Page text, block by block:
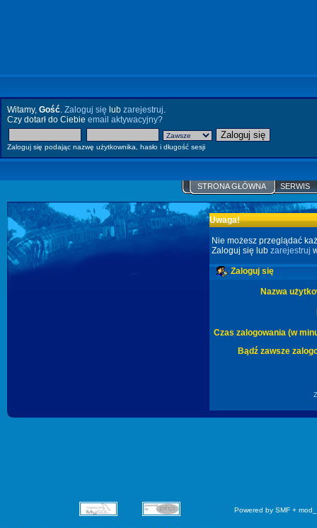
Witamy, Gość. Zaloguj się lub zarejestruj.
Czy dotarł do Ciebie email aktywacyjny?
Zaloguj się podając nazwę użytkownika, hasło i długość sesji
STRONA GŁÓWNA SERWIS
Uwaga!
Nie możesz przeglądać
Zaloguj się lubzarejestruj
Zaloguj się
Nazwa
Czas zalogowania (w
Bądź zawsze
Powered by SMF +